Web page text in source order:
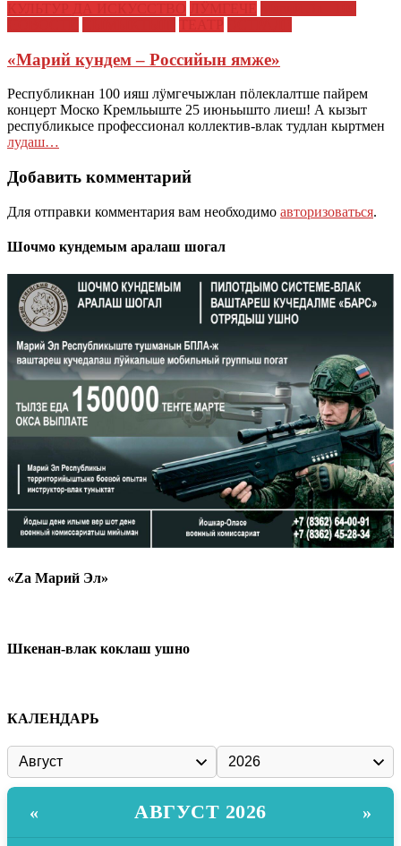
«Марий кундем – Российын ямже»
Республикнан 100 ияш лӱмгечыжлан пӧлеклалтше пайрем
концерт Моско Кремльыште 25 июньышто лиеш! А кызыт
республикысе профессионал коллектив-влак тудлан кыртмен
лудаш…
Добавить комментарий
Для отправки комментария вам необходимо авторизоваться.
Шочмо кундемым аралаш шогал
«Zа Марий Эл»
Шкенан-влак коклаш ушно
КАЛЕНДАРЬ
« АВГУСТ 2026 »